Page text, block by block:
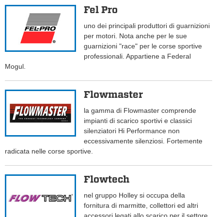
Fel Pro
uno dei principali produttori di guarnizioni
per motori. Nota anche per le sue
guarnizioni "race" per le corse sportive
professionali. Appartiene a Federal
Mogul.
Flowmaster
la gamma di Flowmaster comprende
impianti di scarico sportivi e classici
silenziatori Hi Performance non
eccessivamente silenziosi. Fortemente
radicata nelle corse sportive.
Flowtech
nel gruppo Holley si occupa della
fornitura di marmitte, collettori ed altri